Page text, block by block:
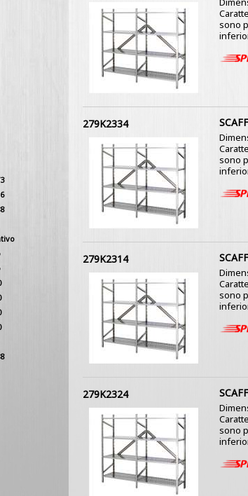
sono
279K2334
sono
279K2314
sono
279K2324
sono